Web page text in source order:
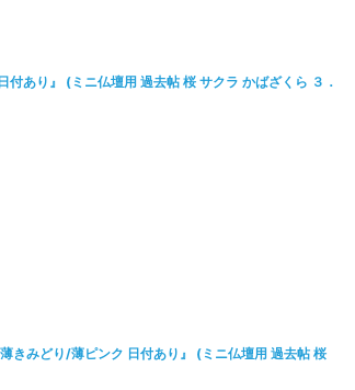
あり』 (ミニ仏壇用 過去帖 桜 サクラ かばざくら ３．
きみどり/薄ピンク 日付あり』 (ミニ仏壇用 過去帖 桜